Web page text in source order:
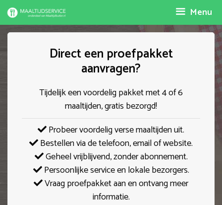
Spring
naar
inhoud
Menu
Direct een proefpakket
aanvragen?
Tijdelijk een voordelig pakket met 4 of 6
maaltijden, gratis bezorgd!
Probeer voordelig verse maaltijden uit.
Bestellen via de telefoon, email of website.
Geheel vrijblijvend, zonder abonnement.
Persoonlijke service en lokale bezorgers.
Vraag proefpakket aan en ontvang meer
informatie.